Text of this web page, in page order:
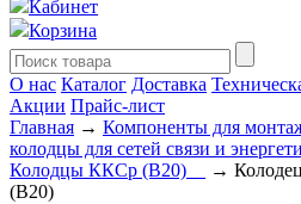
Кабинет
Корзина
О нас Каталог Доставка
Акции Прайс-лист
Главная → Компоненты для
колодцы для сетей связи и
Колодцы ККСр (В20)__
→
(В20)